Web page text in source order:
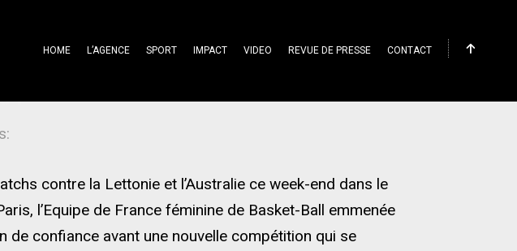
HOME L’AGENCE SPORT IMPACT VIDEO REVUE DE PRESSE CONTACT
!
contre la Lettonie et l’Australie ce week-end dans le
l’Equipe de France féminine de Basket-Ball emmenée
de confiance avant une nouvelle compétition qui se